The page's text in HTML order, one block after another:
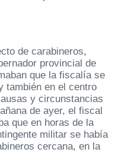
de carabineros,
provincial de
que la fiscalía se
también en el centro
y circunstancias
de ayer, el fiscal
que en horas de la
militar se había
cercana, en la